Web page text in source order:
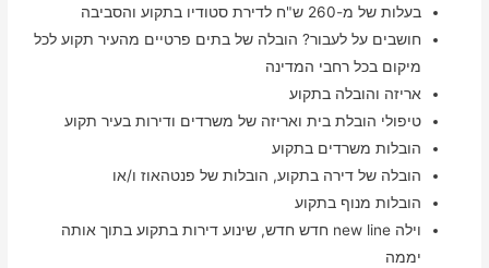
בעלות של מ-260 ש"ח לדירת סטודיו בתקוע והסביבה
חושבים על לעבור? הובלה של בתים פרטיים מהעיר תקוע לכל
מיקום בכל רחבי המדינה
אריזה והובלה בתקוע
טיפולי הובלת בית ואריזה של משרדים ודירות בעיר תקוע
הובלות משרדים בתקוע
הובלה של דירה בתקוע, הובלות של פנטהאוז ו/או
הובלות מנוף בתקוע
וילה new line חדש חדש, שינוע דירות בתקוע בתוך אותה
יממה